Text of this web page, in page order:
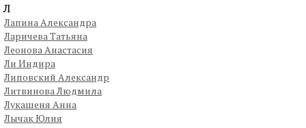
Л
Лапина Александра
Ларичева Татьяна
Леонова Анастасия
Ли Индира
Липовский Александр
Литвинова Людмила
Лукашеня Анна
Лычак Юлия